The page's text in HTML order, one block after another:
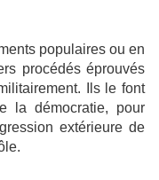
populaires ou en
procédés éprouvés
Ils le font
la démocratie, pour
extérieure de